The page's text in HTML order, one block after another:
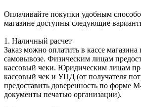
Оплачивайте покупки удобным
магазине доступны следующие
1. Наличный расчет
Заказ можно оплатить в кассе магазина
самовывозе. Физическим лицам
кассовый чеки. Юридическим лицам
кассовый чек и УПД (от получателя
предоставить доверенность по форме
документы печатью организации).